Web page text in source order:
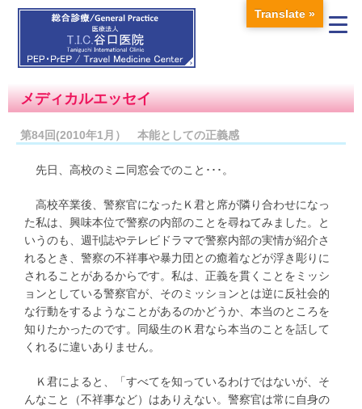
メディカルエッセイ
第84回(2010年1月） 本能としての正義感
先日、高校のミニ同窓会でのこと･･･。
高校卒業後、警察官になったＫ君と席が隣り合わせになっ
た私は、興味本位で警察の内部のことを尋ねてみました。と
いうのも、週刊誌やテレビドラマで警察内部の実情が紹介さ
れるとき、警察の不祥事や暴力団との癒着などが浮き彫りに
されることがあるからです。私は、正義を貫くことをミッシ
ョンとしている警察官が、そのミッションとは逆に反社会的
な行動をするようなことがあるのかどうか、本当のところを
知りたかったのです。同級生のＫ君なら本当のことを話して
くれるに違いありません。
Ｋ君によると、「すべてを知っているわけではないが、そ
んなこと（不祥事など）はありえない。警察官は常に自身の
Translate »